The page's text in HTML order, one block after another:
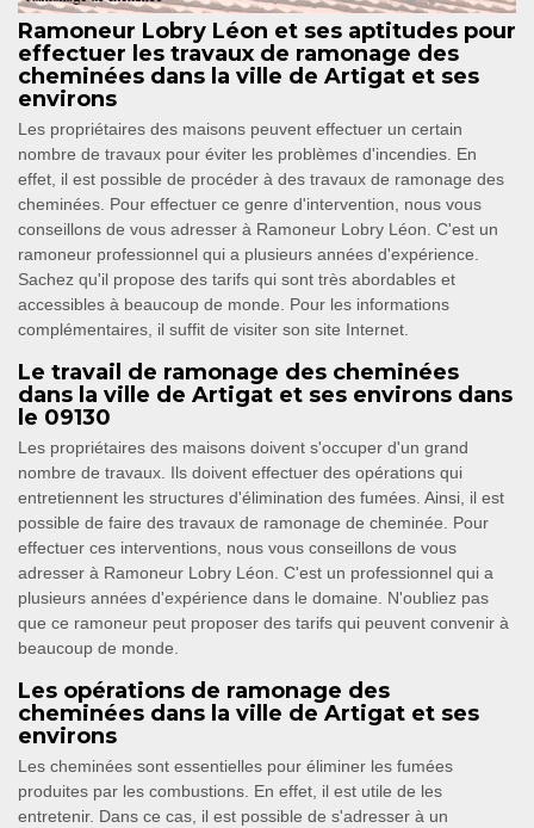
Ramoneur Lobry Léon et ses aptitudes pour
effectuer les travaux de ramonage des
cheminées dans la ville de Artigat et ses
environs
Les propriétaires des maisons peuvent effectuer un certain
nombre de travaux pour éviter les problèmes d'incendies. En
effet, il est possible de procéder à des travaux de ramonage des
cheminées. Pour effectuer ce genre d'intervention, nous vous
conseillons de vous adresser à Ramoneur Lobry Léon. C'est un
ramoneur professionnel qui a plusieurs années d'expérience.
Sachez qu'il propose des tarifs qui sont très abordables et
accessibles à beaucoup de monde. Pour les informations
complémentaires, il suffit de visiter son site Internet.
Le travail de ramonage des cheminées
dans la ville de Artigat et ses environs dans
le 09130
Les propriétaires des maisons doivent s'occuper d'un grand
nombre de travaux. Ils doivent effectuer des opérations qui
entretiennent les structures d'élimination des fumées. Ainsi, il est
possible de faire des travaux de ramonage de cheminée. Pour
effectuer ces interventions, nous vous conseillons de vous
adresser à Ramoneur Lobry Léon. C'est un professionnel qui a
plusieurs années d'expérience dans le domaine. N'oubliez pas
que ce ramoneur peut proposer des tarifs qui peuvent convenir à
beaucoup de monde.
Les opérations de ramonage des
cheminées dans la ville de Artigat et ses
environs
Les cheminées sont essentielles pour éliminer les fumées
produites par les combustions. En effet, il est utile de les
entretenir. Dans ce cas, il est possible de s'adresser à un